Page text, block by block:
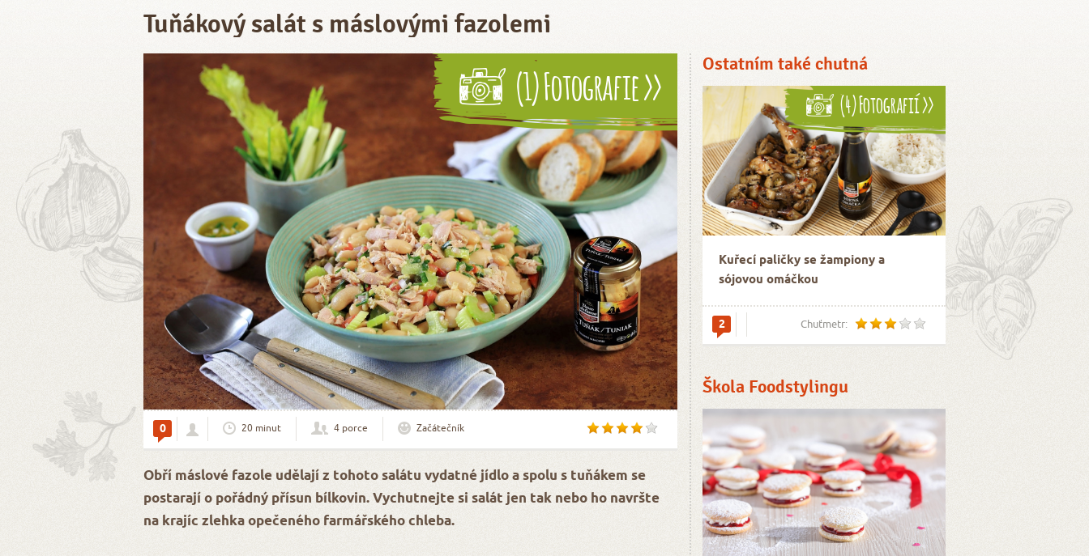
Tuňákový salát s máslovými fazolemi
Ostatním také chutná
(4) Fotografií >>
Kuřecí paličky se žampiony a
sójovou omáčkou
2 Chuťmetr:
Škola Foodstylingu
(1) Fotografie >>
0 20 minut 4 porce Začátečník
Obří máslové fazole udělají z tohoto salátu vydatné jídlo a spolu s tuňákem se
postarají o pořádný přísun bílkovin. Vychutnejte si salát jen tak nebo ho navršte
na krajíc zlehka opečeného farmářského chleba.